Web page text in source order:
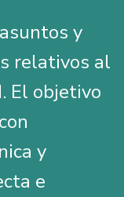
y
relativos al
El objetivo
y
e